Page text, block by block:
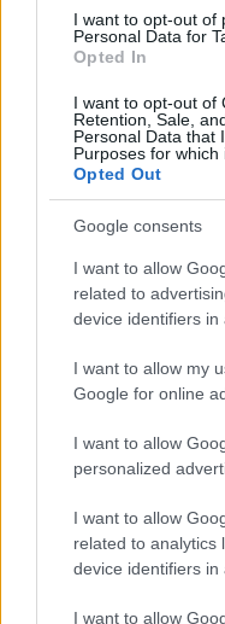
I want to opt-out of
Personal Data for
Opted In
I want to opt-out of
Retention, Sale,
Personal Data that
Purposes for which
Opted Out
Google consents
I want to allow
related to
device identifiers in
I want to allow my
Google for online
I want to allow
personalized
I want to allow
related to analytics
device identifiers in
I want to allow
Το πρόγραμμα της
δύο ημιτελικούς και
οποίους θα προκύψει